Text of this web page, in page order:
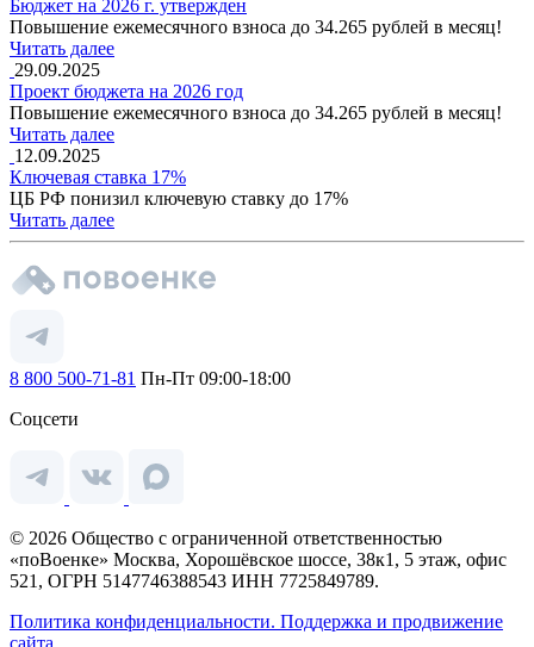
Бюджет на 2026 г. утвержден
Повышение ежемесячного взноса до 34.265 рублей в месяц!
Читать далее
29.09.2025
Проект бюджета на 2026 год
Повышение ежемесячного взноса до 34.265 рублей в месяц!
Читать далее
12.09.2025
Ключевая ставка 17%
ЦБ РФ понизил ключевую ставку до 17%
Читать далее
8 800 500-71-81 Пн-Пт 09:00-18:00
Соцсети
© 2026 Общество с ограниченной ответственностью
«поВоенке» Москва, Хорошёвское шоссе, 38к1, 5 этаж, офис
521, ОГРН 5147746388543 ИНН 7725849789.
Политика конфиденциальности. Поддержка и продвижение
сайта